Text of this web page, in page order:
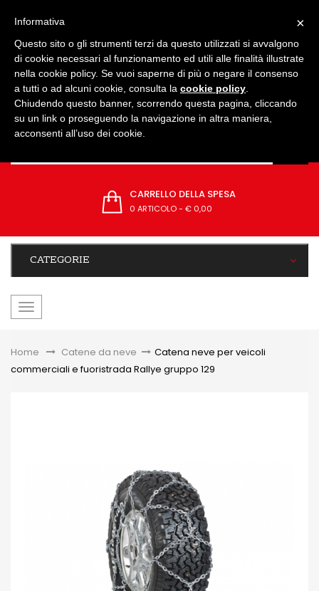
CARRELLO DELLA SPESA
0 ARTICOLO- € 0,00
CATEGORIE
navigazione
Home &gt;Catene da neve > Catena neve per veicoli
commerciali e fuoristrada Rallye gruppo 129
×
Informativa
Questo sito o gli strumenti terzi da questo utilizzati si avvalgono
di cookie necessari al funzionamento ed utili alle finalità illustrate
nella cookie policy. Se vuoi saperne di più o negare il consenso
a tutti o ad alcuni cookie, consulta la cookie policy
Chiudendo questo banner, scorrendo questa pagina, cliccando
su un link o proseguendo la navigazione in altra maniera,
acconsenti all’uso dei cookie.